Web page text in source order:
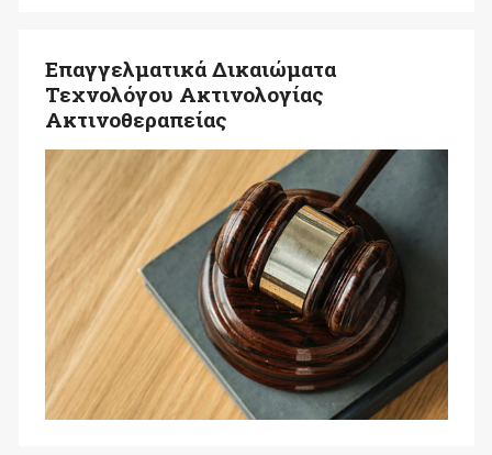
Επαγγελματικά Δικαιώματα
Τεχνολόγου Ακτινολογίας
Ακτινοθεραπείας